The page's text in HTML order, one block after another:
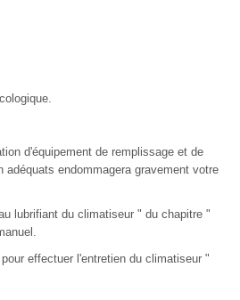
d'équipement de remplissage et de
endommagera gravement votre
lubrifiant du climatiseur " du chapitre "
effectuer l'entretien du climatiseur "